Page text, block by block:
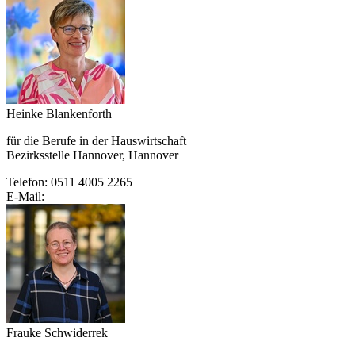
Heinke Blankenforth
für die Berufe in der Hauswirtschaft
Bezirksstelle Hannover, Hannover
Telefon: 0511 4005 2265
E-Mail:
Frauke Schwiderrek